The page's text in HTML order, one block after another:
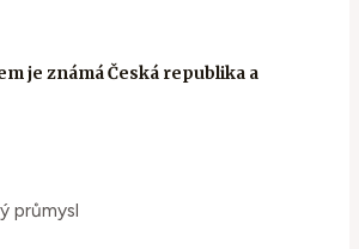
je známá Česká republika a
průmysl